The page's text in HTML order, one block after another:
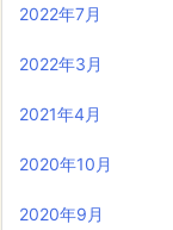
2022年7月
2022年3月
2021年4月
2020年10月
2020年9月